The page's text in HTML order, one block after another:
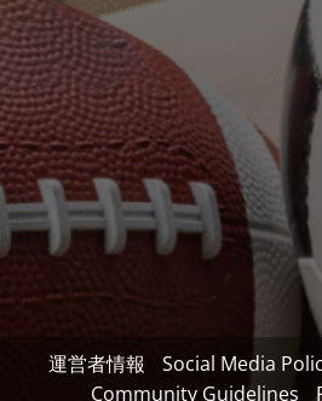
運営者情報 Social Media
Community Guidelines